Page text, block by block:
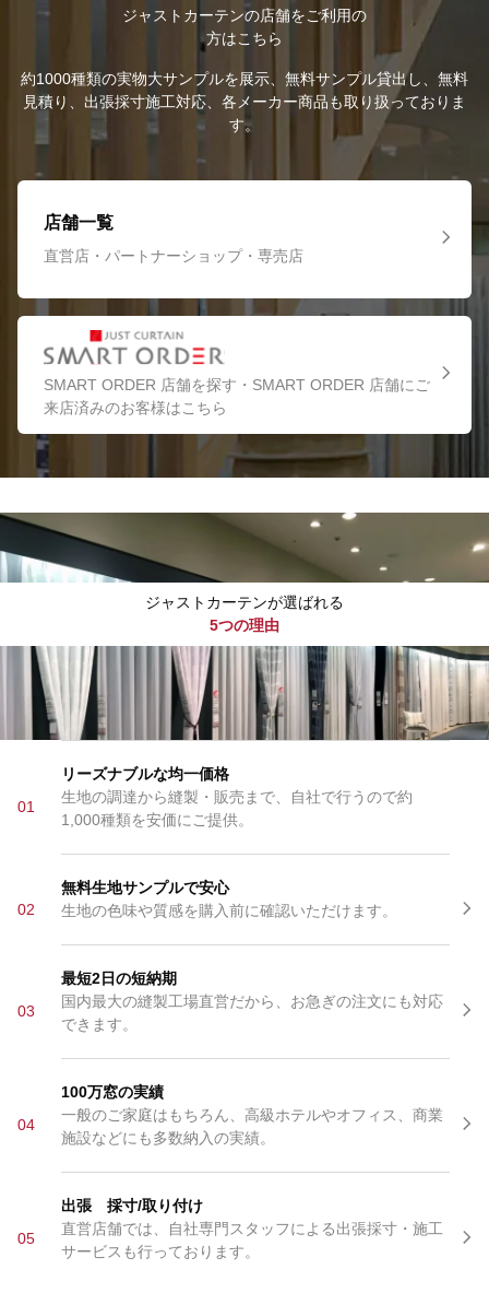
ジャストカーテンの店舗をご利用の
方はこちら
約1000種類の実物大サンプルを展示、無料サンプル貸出し、無料
見積り、出張採寸施工対応、各メーカー商品も取り扱っておりま
す。
店舗一覧
直営店・パートナーショップ・専売店
SMART ORDER 店舗を探す・SMART ORDER 店舗にご
来店済みのお客様はこちら
ジャストカーテンが選ばれる
5つの理由
01
リーズナブルな均一価格
生地の調達から縫製・販売まで、自社で行うので約
1,000種類を安価にご提供。
02
無料生地サンプルで安心
生地の色味や質感を購入前に確認いただけます。
03
最短2日の短納期
国内最大の縫製工場直営だから、お急ぎの注文にも対応
できます。
04
100万窓の実績
一般のご家庭はもちろん、高級ホテルやオフィス、商業
施設などにも多数納入の実績。
05
出張 採寸/取り付け
直営店舗では、自社専門スタッフによる出張採寸・施工
サービスも行っております。